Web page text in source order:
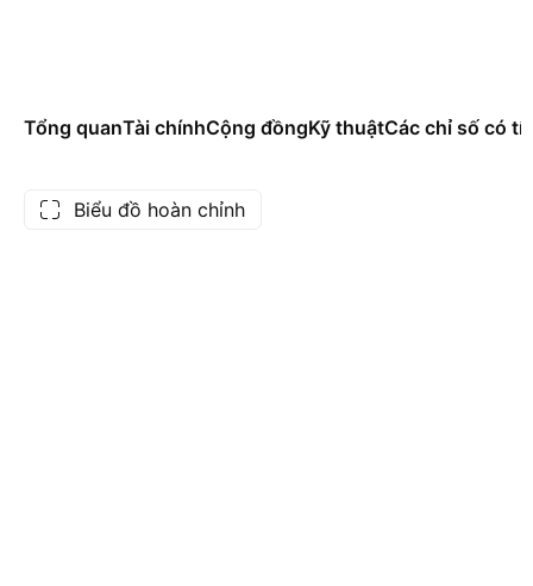
Tổng quanTài chínhCộng đồngKỹ thuậtCác chỉ số có
Biểu đồ hoàn chỉnh